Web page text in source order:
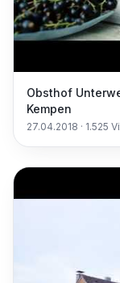
Obsthof
Kempen
27.04.2018 · 1.525